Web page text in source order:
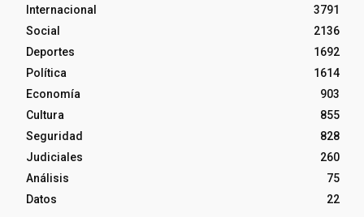
Internacional
3791
Social
2136
Deportes
1692
Política
1614
Economía
903
Cultura
855
Seguridad
828
Judiciales
260
Análisis
75
Datos
22